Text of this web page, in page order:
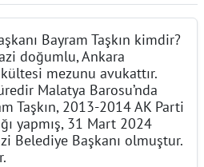
Bayram Taşkın kimdir?
doğumlu, Ankara
mezunu avukattır.
Malatya Barosu’nda
Taşkın, 2013-2014 AK Parti
yapmış, 31 Mart 2024
Belediye Başkanı olmuştur.